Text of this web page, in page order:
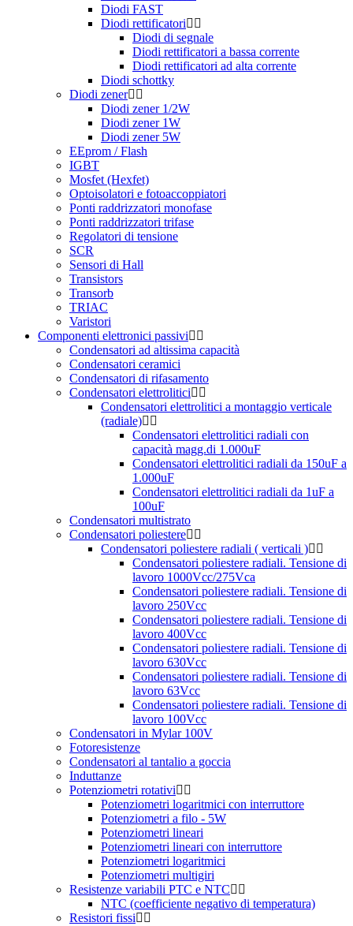
Diodi FAST
Diodi rettificatori
Diodi di segnale
Diodi rettificatori a bassa corrente
Diodi rettificatori ad alta corrente
Diodi schottky
Diodi zener
Diodi zener 1/2W
Diodi zener 1W
Diodi zener 5W
EEprom / Flash
IGBT
Mosfet (Hexfet)
Optoisolatori e fotoaccoppiatori
Ponti raddrizzatori monofase
Ponti raddrizzatori trifase
Regolatori di tensione
SCR
Sensori di Hall
Transistors
Transorb
TRIAC
Varistori
Componenti elettronici passivi
Condensatori ad altissima capacità
Condensatori ceramici
Condensatori di rifasamento
Condensatori elettrolitici
Condensatori elettrolitici a montaggio verticale
(radiale)
Condensatori elettrolitici radiali con
capacità magg.di 1.000uF
Condensatori elettrolitici radiali da 150uF a
1.000uF
Condensatori elettrolitici radiali da 1uF a
100uF
Condensatori multistrato
Condensatori poliestere
Condensatori poliestere radiali ( verticali )
Condensatori poliestere radiali. Tensione di
lavoro 1000Vcc/275Vca
Condensatori poliestere radiali. Tensione di
lavoro 250Vcc
Condensatori poliestere radiali. Tensione di
lavoro 400Vcc
Condensatori poliestere radiali. Tensione di
lavoro 630Vcc
Condensatori poliestere radiali. Tensione di
lavoro 63Vcc
Condensatori poliestere radiali. Tensione di
lavoro 100Vcc
Condensatori in Mylar 100V
Fotoresistenze
Condensatori al tantalio a goccia
Induttanze
Potenziometri rotativi
Potenziometri logaritmici con interruttore
Potenziometri a filo - 5W
Potenziometri lineari
Potenziometri lineari con interruttore
Potenziometri logaritmici
Potenziometri multigiri
Resistenze variabili PTC e NTC
NTC (coefficiente negativo di temperatura)
Resistori fissi